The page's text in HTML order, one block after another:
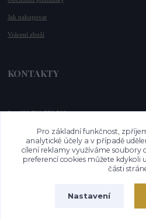
Jak nakupovat
Vrácení zboží
KONTAKTY
📞 +420 732 779 508
www.vysnenekabelky.cz
Pro základní funkčnost,
analytické účely a v případě
cílení reklamy využíváme soubory
preferencí cookies můžete kdykoli
části
Nastavení